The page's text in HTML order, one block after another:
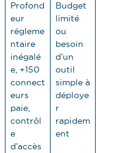
Profond
eur
régleme
ntaire
inégalé
e, +150
connect
eurs
paie,
contrôl
e
d’accès
Budget
limité
ou
besoin
d’un
outil
simple à
déploye
r
rapidem
ent